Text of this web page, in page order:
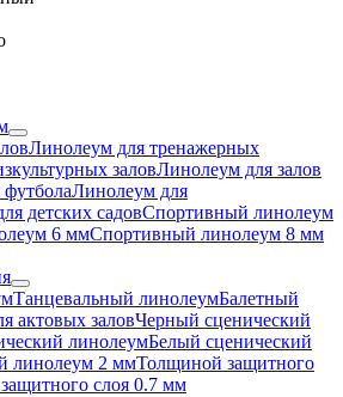
Линолеум для тренажерных
заловЛинолеум для залов
Линолеум для
детских садовСпортивный линолеум
6 ммСпортивный линолеум 8 мм
Танцевальный линолеумБалетный
актовых заловЧерный сценический
линолеумБелый сценический
линолеум 2 ммТолщиной защитного
слоя 0.7 мм